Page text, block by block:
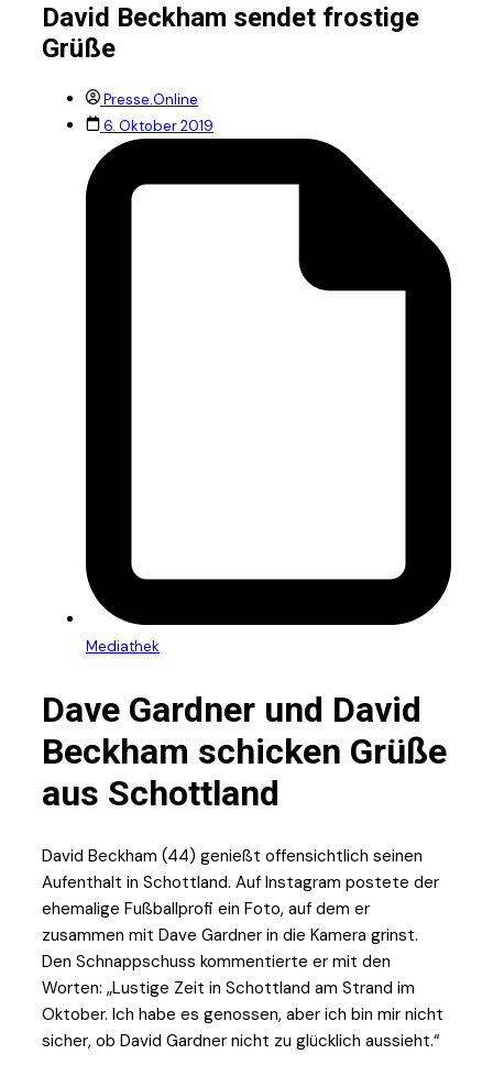
David Beckham sendet frostige
Grüße
Presse.Online
6. Oktober 2019
Mediathek
Dave Gardner und David
Beckham schicken Grüße
aus Schottland
David Beckham (44) genießt offensichtlich seinen
Aufenthalt in Schottland. Auf Instagram postete der
ehemalige Fußballprofi ein Foto, auf dem er
zusammen mit Dave Gardner in die Kamera grinst.
Den Schnappschuss kommentierte er mit den
Worten: „Lustige Zeit in Schottland am Strand im
Oktober. Ich habe es genossen, aber ich bin mir nicht
sicher, ob David Gardner nicht zu glücklich aussieht.“